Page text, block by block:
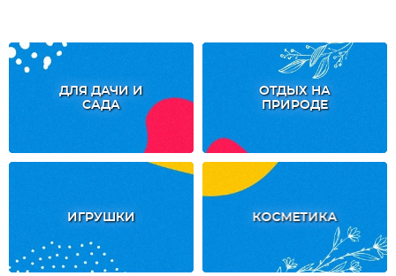
ДЛЯ ДАЧИ И
САДА
ОТДЫХ НА
ПРИРОДЕ
ИГРУШКИ КОСМЕТИКА